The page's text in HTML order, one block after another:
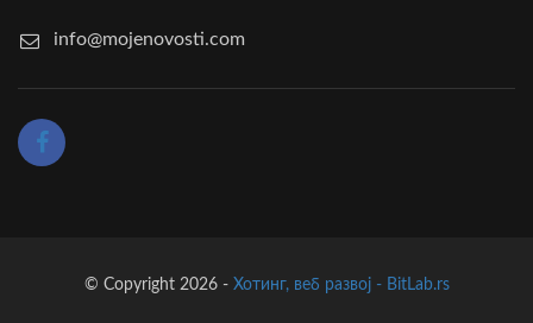
info@mojenovosti.com
© Copyright 2026 - Хотинг, веб развој - BitLab.rs